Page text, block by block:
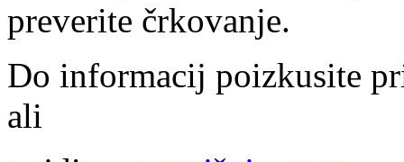
preverite črkovanje.
Do informacij poizkusite
ali